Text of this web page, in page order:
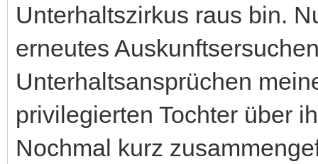
Unterhaltszirkus raus bin.
erneutes
Unterhaltsansprüchen
privilegierten Tochter über
Nochmal kurz